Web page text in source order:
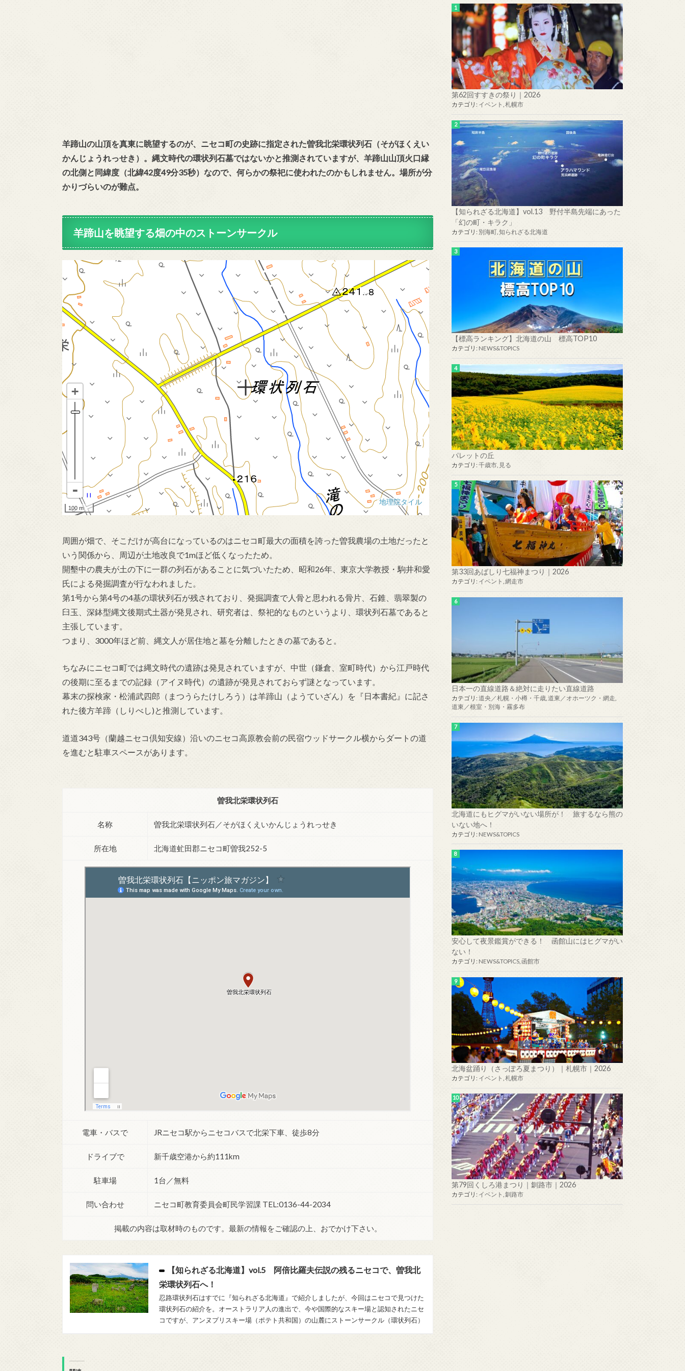
羊蹄山の山頂を真東に眺望するのが、ニセコ町の史跡に指定された曽我北栄環状列石（そがほくえい
かんじょうれっせき）。縄文時代の環状列石墓ではないかと推測されていますが、羊蹄山山頂火口縁
の北側と同緯度（北緯42度49分35秒）なので、何らかの祭祀に使われたのかもしれません。場所が分
かりづらいのが難点。
羊蹄山を眺望する畑の中のストーンサークル
周囲が畑で、そこだけが高台になっているのはニセコ町最大の面積を誇った曽我農場の土地だったと
いう関係から、周辺が土地改良で1mほど低くなったため。
開墾中の農夫が土の下に一群の列石があることに気づいたため、昭和26年、東京大学教授・駒井和愛
氏による発掘調査が行なわれました。
第1号から第4号の4基の環状列石が残されており、発掘調査で人骨と思われる骨片、石錐、翡翠製の
臼玉、深鉢型縄文後期式土器が発見され、研究者は、祭祀的なものというより、環状列石墓であると
主張しています。
つまり、3000年ほど前、縄文人が居住地と墓を分離したときの墓であると。
ちなみにニセコ町では縄文時代の遺跡は発見されていますが、中世（鎌倉、室町時代）から江戸時代
の後期に至るまでの記録（アイヌ時代）の遺跡が発見されておらず謎となっています。
幕末の探検家・松浦武四郎（まつうらたけしろう）は羊蹄山（ようていざん）を『日本書紀』に記さ
れた後方羊蹄（しりべし)と推測しています。
道道343号（蘭越ニセコ倶知安線）沿いのニセコ高原教会前の民宿ウッドサークル横からダートの道
を進むと駐車スペースがあります。
曽我北栄環状列石
名称 曽我北栄環状列石／そがほくえいかんじょうれっせき
所在地 北海道虻田郡ニセコ町曽我252-5
電車・バスで JRニセコ駅からニセコバスで北栄下車、徒歩8分
ドライブで 新千歳空港から約111km
駐車場 1台／無料
問い合わせ ニセコ町教育委員会町民学習課 TEL:0136-44-2034
掲載の内容は取材時のものです。最新の情報をご確認の上、おでかけ下さい。
【知られざる北海道】vol.5 阿倍比羅夫伝説の残るニセコで、曽我北
栄環状列石へ！
忍路環状列石はすでに『知られざる北海道』で紹介しましたが、今回はニセコで見つけた
環状列石の紹介を。オーストラリア人の進出で、今や国際的なスキー場と認知されたニセ
コですが、アンヌプリスキー場（ポテト共和国）の山麓にストーンサークル（環状列石）
第62回すすきの祭り｜2026
カテゴリ: イベント 札幌市
【知られざる北海道】vol.13 野付半島先端にあった
「幻の町・キラク」
カテゴリ: 別海町 知られざる北海道
【標高ランキング】北海道の山 標高TOP10
カテゴリ: NEWS&TOPICS
パレットの丘
カテゴリ: 千歳市 見る
第33回あばしり七福神まつり｜2026
カテゴリ: イベント 網走市
日本一の直線道路＆絶対に走りたい直線道路
カテゴリ: 道央／札幌・小樽・千歳 道東／オホーツク・網走
道東／根室・別海・霧多布
北海道にもヒグマがいない場所が！ 旅するなら熊の
いない地へ！
カテゴリ: NEWS&TOPICS
安心して夜景鑑賞ができる！ 函館山にはヒグマがい
ない！
カテゴリ: NEWS&TOPICS 函館市
北海盆踊り（さっぽろ夏まつり）｜札幌市｜2026
カテゴリ: イベント 札幌市
第79回くしろ港まつり｜釧路市｜2026
カテゴリ: イベント 釧路市